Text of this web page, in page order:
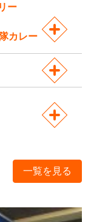
ー
カレー
一覧を見る